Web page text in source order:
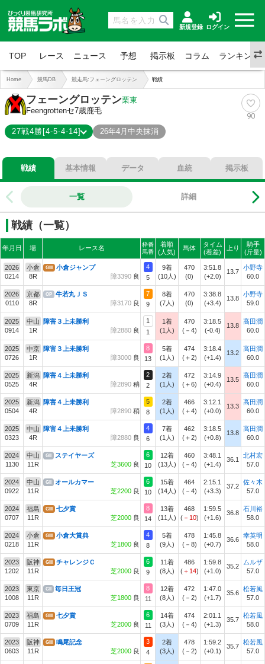
新規登録 ログイン
TOP レース ニュース 予想 掲示板 コラム ランキング
Home 競馬DB 競走馬:フェーングロッテン 戦績
フェーングロッテン栗東
Feengrottenセ7歳鹿毛
90
27戦4勝[4-5-4-14]
26年4月中央抹消
総合成績 4-5-4-14
15%
33%
複勝 48%
戦績 基本情報 データ 血統 掲示板
一覧 詳細
戦績（一覧）
年月日 場 レース名
枠番
馬番
着順
(人気)
馬体
タイム
(着差)
上り
騎手
(斤量)
2026
0214
小倉
8R
GIII
小倉ジャンプ
障3390 良
4
5
9着
(10人)
470
(0)
3:51.8
(+2.0)
13.7
小野寺
60.0
2026
0110
京都
8R
OP
牛若丸ＪＳ
障3170 良
7
9
8着
(7人)
470
(0)
3:38.8
(+3.4)
13.8
小野寺
59.0
2025
0914
中山
1R
障害３上未勝利
障2880 良
1
1
1着
(1人)
470
(－4)
3:18.5
(-0.4)
13.8
高田潤
60.0
2025
0726
中京
1R
障害３上未勝利
障3000 良
8
13
5着
(1人)
474
(＋2)
3:18.4
(+1.4)
13.2
高田潤
60.0
2025
0525
新潟
4R
障害４上未勝利
障2890 稍
2
2
2着
(1人)
472
(＋6)
3:14.9
(+0.4)
13.5
高田潤
60.0
2025
0504
新潟
4R
障害４上未勝利
障2890 稍
5
8
2着
(1人)
466
(＋4)
3:12.1
(+0.0)
13.3
高田潤
60.0
2025
0323
中山
4R
障害４上未勝利
障2880 良
4
6
7着
(1人)
462
(＋2)
3:18.5
(+0.8)
13.8
高田潤
60.0
2024
1130
中山
11R
GII
ステイヤーズ
芝3600 良
6
10
12着
(13人)
460
(－4)
3:48.1
(+1.4)
36.1
北村宏
57.0
2024
0922
中山
11R
GII
オールカマー
芝2200 良
6
10
15着
(14人)
464
(－4)
2:15.1
(+3.3)
37.2
佐々木
57.0
2024
0707
福島
11R
GIII
七夕賞
芝2000 良
8
14
13着
(11人)
468
(－10)
1:59.5
(+1.6)
36.8
石川裕
58.0
2024
0218
小倉
11R
GIII
小倉大賞典
芝1800 良
4
8
5着
(9人)
478
(－8)
1:45.8
(+0.7)
36.6
幸英明
58.0
2023
1202
阪神
11R
GIII
チャレンジＣ
芝2000 良
6
9
11着
(8人)
486
(＋14)
1:59.8
(+1.0)
35.2
ムルザ
57.0
2023
1008
東京
11R
GII
毎日王冠
芝1800 良
8
11
12着
(8人)
472
(－2)
1:47.0
(+1.7)
35.6
松若風
57.0
2023
0709
福島
11R
GIII
七夕賞
芝2000 良
6
11
14着
(3人)
474
(－4)
2:01.1
(+1.3)
35.7
松若風
58.0
2023
0603
阪神
11R
GIII
鳴尾記念
芝2000 良
3
4
2着
(3人)
478
(－2)
1:59.2
(+0.1)
35.7
松若風
57.0